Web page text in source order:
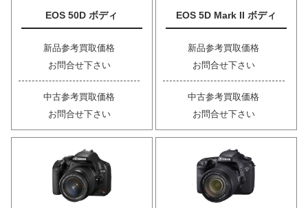
EOS 50D ボディ
新品参考買取価格
お問合せ下さい
中古参考買取価格
お問合せ下さい
EOS 5D Mark II ボディ
新品参考買取価格
お問合せ下さい
中古参考買取価格
お問合せ下さい